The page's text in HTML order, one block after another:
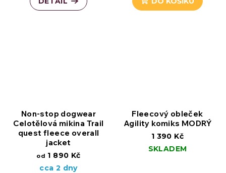
Non-stop dogwear
Celotělová mikina Trail
quest fleece overall
jacket
od 1 890 Kč
cca 2 dny
Fleecový obleček
Agility komiks MODRÝ
1 390 Kč
SKLADEM